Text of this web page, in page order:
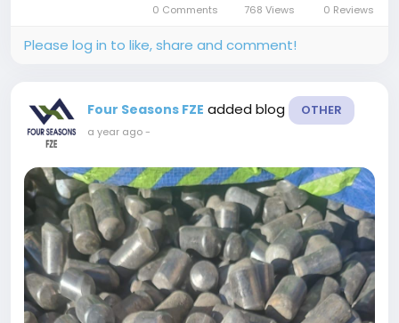
0 Comments 768 Views 0 Reviews
Please log in to like, share and comment!
Four Seasons FZE added blog OTHER
a year ago-